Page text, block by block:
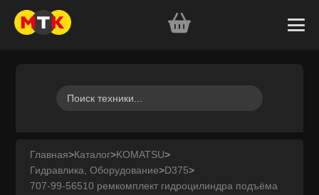
Главная>Каталог>KOMATSU>
Гидравлика, Оборудование>D375>
707-99-56510 ремкомплект гидроцилиндра подъёма